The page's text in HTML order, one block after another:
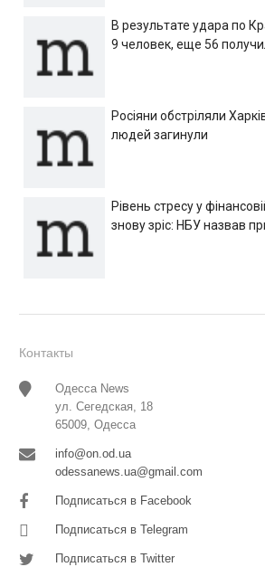
В результате удара по
9 человек, еще 56
Росіяни обстріляли
людей загинули
Рівень стресу у
знову зріс: НБУ назвав
Контакты
Одесса News
ул. Сегедская, 18
65009, Одесса
info@on.od.ua
odessanews.ua@gmail.com
Подписаться в Facebook
Подписаться в Telegram
Подписаться в Twitter